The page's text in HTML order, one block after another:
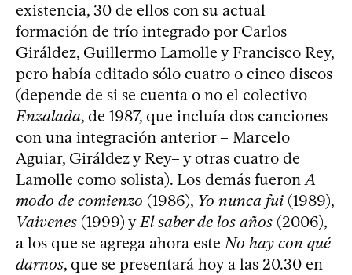
existencia, 30 de ellos con su actual
formación de trío integrado por Carlos
Giráldez, Guillermo Lamolle y Francisco Rey,
pero había editado sólo cuatro o cinco discos
(depende de si se cuenta o no el colectivo
Enzalada, de 1987, que incluía dos canciones
con una integración anterior – Marcelo
Aguiar, Giráldez y Rey– y otras cuatro de
Lamolle como solista). Los demás fueronA
modo de comienzo (1986), Yo nunca fui (1989),
Vaivenes (1999) yEl saber de los años (2006),
a los que se agrega ahora esteNo hay con qué
darnos, que se presentará hoy a las 20.30 en